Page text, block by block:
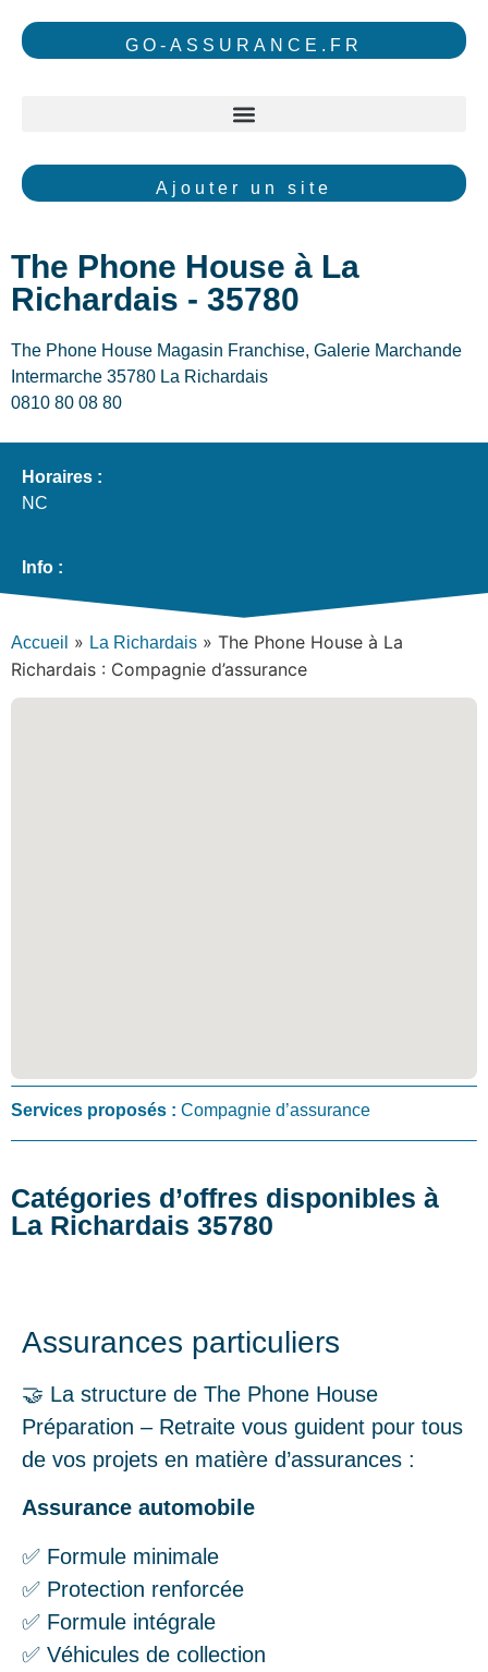
GO-ASSURANCE.FR
Ajouter un site
The Phone House à La
Richardais - 35780
The Phone House Magasin Franchise, Galerie Marchande
Intermarche 35780 La Richardais
0810 80 08 80
Horaires :
NC
Info :
Accueil » La Richardais » The Phone House à La
Richardais : Compagnie d’assurance
Services proposés : Compagnie d’assurance
Catégories d’offres disponibles à
La Richardais 35780
Assurances particuliers
🤝 La structure de The Phone House
Préparation – Retraite vous guident pour tous
de vos projets en matière d’assurances :
Assurance automobile
✅ Formule minimale
✅ Protection renforcée
✅ Formule intégrale
✅ Véhicules de collection